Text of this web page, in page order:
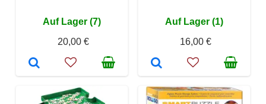
Auf Lager (7)
20,00 €
Auf Lager (1)
16,00 €